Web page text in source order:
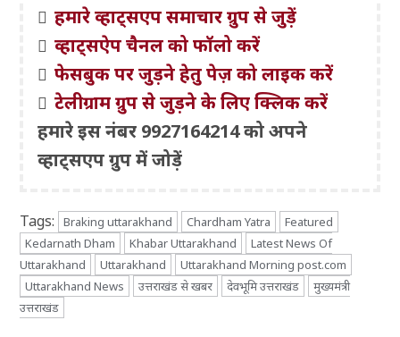
हमारे व्हाट्सएप समाचार ग्रुप से जुड़ें
व्हाट्सऐप चैनल को फॉलो करें
फेसबुक पर जुड़ने हेतु पेज़ को लाइक करें
टेलीग्राम ग्रुप से जुड़ने के लिए क्लिक करें
हमारे इस नंबर 9927164214 को अपने
व्हाट्सएप ग्रुप में जोड़ें
Tags: Braking uttarakhand Chardham Yatra
Featured
Kedarnath Dham
Khabar Uttarakhand
Latest News Of
Uttarakhand
Uttarakhand
Uttarakhand Morning post.com
Uttarakhand News
उत्तराखंड से खबर देवभूमि उत्तराखंड
मुख्यमंत्री
उत्तराखंड